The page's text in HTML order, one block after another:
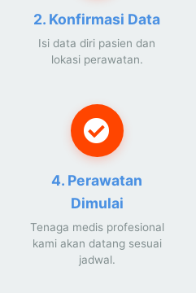
2. Konfirmasi Data
Isi data diri pasien dan
lokasi perawatan.
4. Perawatan
Dimulai
Tenaga medis profesional
kami akan datang sesuai
jadwal.